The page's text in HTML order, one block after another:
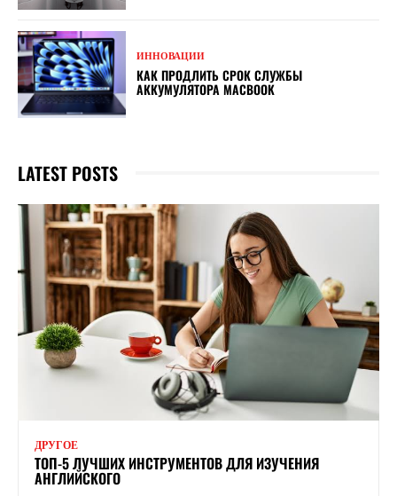
ИННОВАЦИИ
КАК ПРОДЛИТЬ СРОК СЛУЖБЫ
АККУМУЛЯТОРА MACBOOK
LATEST POSTS
ДРУГОЕ
ТОП-5 ЛУЧШИХ ИНСТРУМЕНТОВ ДЛЯ ИЗУЧЕНИЯ
АНГЛИЙСКОГО